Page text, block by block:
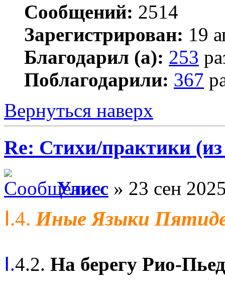
Сообщений: 2514
Зарегистрирован: 19
Благодарил (а): 253
Поблагодарили: 367
Вернуться наверх
Re: Стихи/практики
Улисс » 23 сен
Ⅰ.4. Иные Языки
Ⅰ.4.2. На берегу Рио-